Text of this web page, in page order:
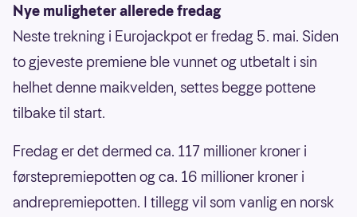
Nye muligheter allerede fredag
Neste trekning i Eurojackpot er fredag 5. mai. Siden
to gjeveste premiene ble vunnet og utbetalt i sin
helhet denne maikvelden, settes begge pottene
tilbake til start.
Fredag er det dermed ca. 117 millioner kroner i
førstepremiepotten og ca. 16 millioner kroner i
andrepremiepotten. I tillegg vil som vanlig en norsk